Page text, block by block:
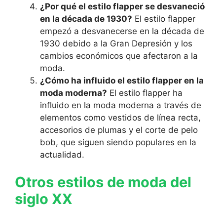
¿Por qué el estilo flapper se desvaneció
en la década de 1930? El estilo flapper
empezó a desvanecerse en la década de
1930 debido a la Gran Depresión y los
cambios económicos que afectaron a la
moda.
¿Cómo ha influido el estilo flapper en la
moda moderna? El estilo flapper ha
influido en la moda moderna a través de
elementos como vestidos de línea recta,
accesorios de plumas y el corte de pelo
bob, que siguen siendo populares en la
actualidad.
Otros estilos de moda del
siglo XX